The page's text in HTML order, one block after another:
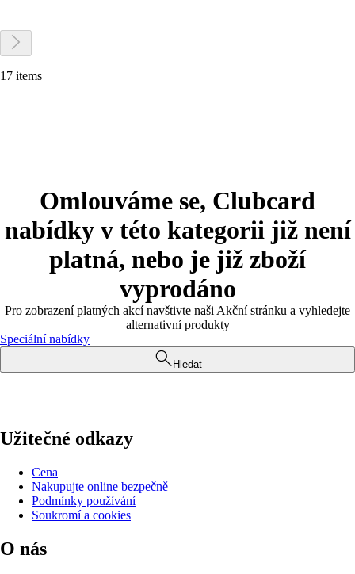
17 items
Omlouváme se, Clubcard
nabídky v této kategorii již není
platná, nebo je již zboží
vyprodáno
Pro zobrazení platných akcí navštivte naši Akční stránku a vyhledejte
alternativní produkty
Speciální nabídky
Hledat
Užitečné odkazy
Cena
Nakupujte online bezpečně
Podmínky používání
Soukromí a cookies
O nás